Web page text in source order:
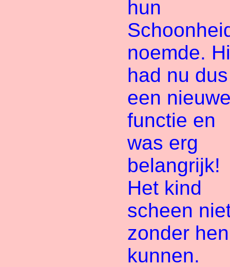
hun
noemde.
had nu dus
een
functie en
was erg
belangrijk!
Het kind
scheen
zonder
kunnen.